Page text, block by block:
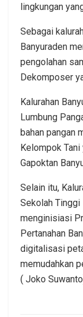
lingkungan
Sebagai
Banyuraden
pengolahan
Dekomposer
Kalurahan
Lumbung
bahan pangan
Kelompok Tani
Gapoktan
Selain itu,
Sekolah Tinggi
menginisiasi
Pertanahan
digitalisasi
memudahkan
( Joko